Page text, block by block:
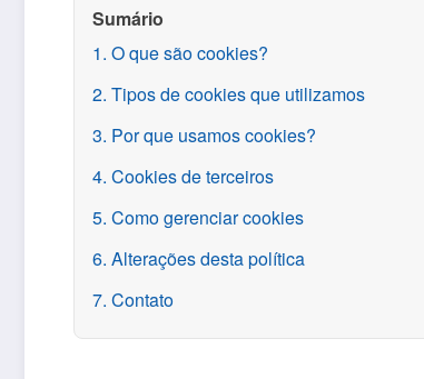
Sumário
1. O que são cookies?
2. Tipos de cookies que utilizamos
3. Por que usamos cookies?
4. Cookies de terceiros
5. Como gerenciar cookies
6. Alterações desta política
7. Contato